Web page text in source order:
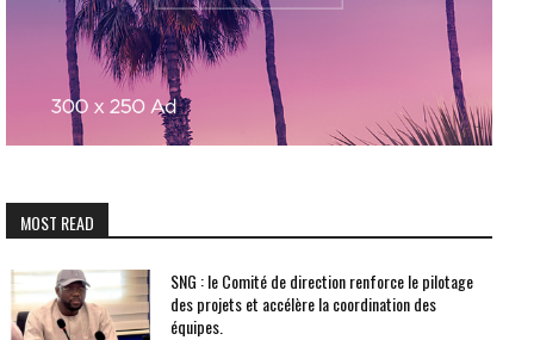
MOST READ
SNG : le Comité de direction renforce le pilotage
des projets et accélère la coordination des
équipes.